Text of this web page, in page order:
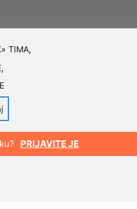
TIMA,
,
PRIJAVITE JE